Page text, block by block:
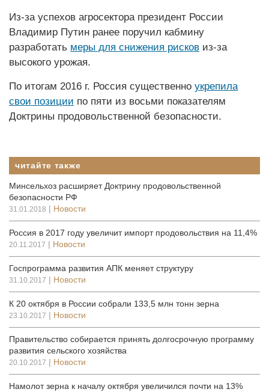
Из-за успехов агросектора президент России
Владимир Путин ранее поручил кабмину
разработать меры для снижения рисков из-за
высокого урожая.
По итогам 2016 г. Россия существенно укрепила
свои позиции по пяти из восьми показателям
Доктрины продовольственной безопасности.
читайте также
Минсельхоз расширяет Доктрину продовольственной
безопасности РФ
31.01.2018 | Новости
Россия в 2017 году увеличит импорт продовольствия на 11,4%
20.11.2017 | Новости
Госпрограмма развития АПК меняет структуру
31.10.2017 | Новости
К 20 октября в России собрали 133,5 млн тонн зерна
23.10.2017 | Новости
Правительство собирается принять долгосрочную программу
развития сельского хозяйства
20.10.2017 | Новости
Намолот зерна к началу октября увеличился почти на 13%